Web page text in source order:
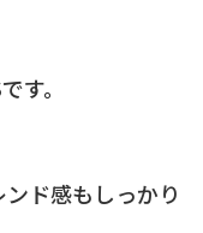
です。
ド感もしっかり